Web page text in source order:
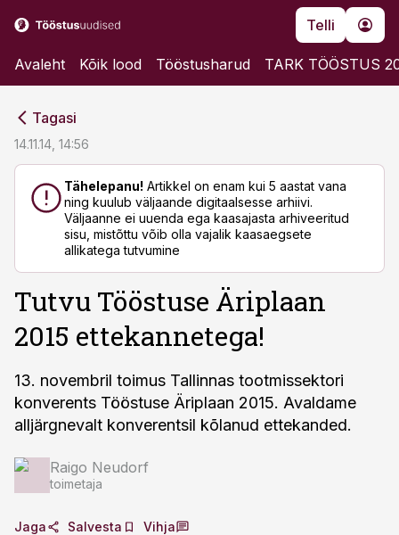
Telli
Avaleht Kõik lood Tööstusharud TARK TÖÖSTUS
Tagasi
14.11.14, 14:56
Tähelepanu! Artikkel on enam kui 5 aastat vana
ning kuulub väljaande digitaalsesse arhiivi.
Väljaanne ei uuenda ega kaasajasta arhiveeritud
sisu, mistõttu võib olla vajalik kaasaegsete
allikatega tutvumine
Tutvu Tööstuse Äriplaan
2015 ettekannetega!
13. novembril toimus Tallinnas tootmissektori
konverents Tööstuse Äriplaan 2015. Avaldame
alljärgnevalt konverentsil kõlanud ettekanded.
Raigo Neudorf
toimetaja
Jaga Salvesta Vihja